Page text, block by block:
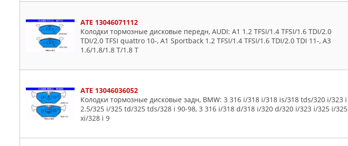
ATE 13046071112
Колодки тормозные дисковые передн, AUDI: A1 1.2 TFSI/1.4 TFSI/1.6 TDI/2.0
TDI/2.0 TFSI quattro 10-, A1 Sportback 1.2 TFSI/1.4 TFSI/1.6 TDI/2.0 TDI 11-, A3
1.6/1.8/1.8 T/1.8 T
ATE 13046036052
Колодки тормозные дисковые задн, BMW: 3 316 i/318 i/318 is/318 tds/320 i/323 i
2.5/325 i/325 td/325 tds/328 i 90-98, 3 316 i/318 d/318 i/320 d/320 i/323 i/325 i/325
xi/328 i 9